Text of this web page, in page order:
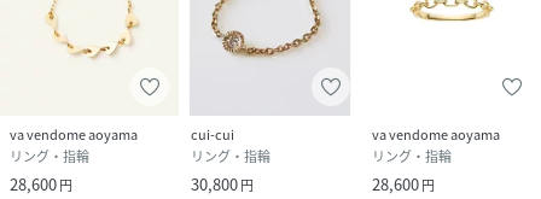
va vendome aoyama
リング・指輪
28,600円
cui-cui
リング・指輪
30,800円
va vendome aoyama
リング・指輪
28,600円